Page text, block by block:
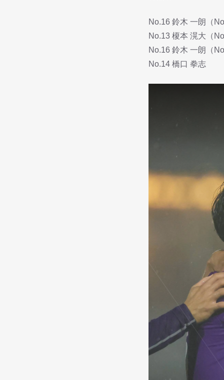
No.16 鈴木 一朗（
No.13 榎本 滉大（
No.16 鈴木 一朗（
No.14 橋口 拳志